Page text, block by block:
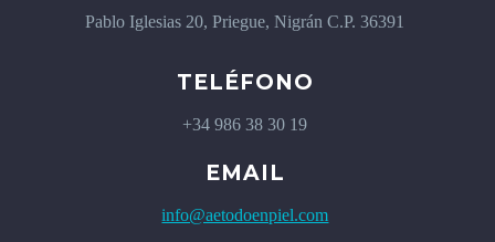
Pablo Iglesias 20, Priegue, Nigrán C.P. 36391
TELÉFONO
+34 986 38 30 19
EMAIL
info@aetodoenpiel.com